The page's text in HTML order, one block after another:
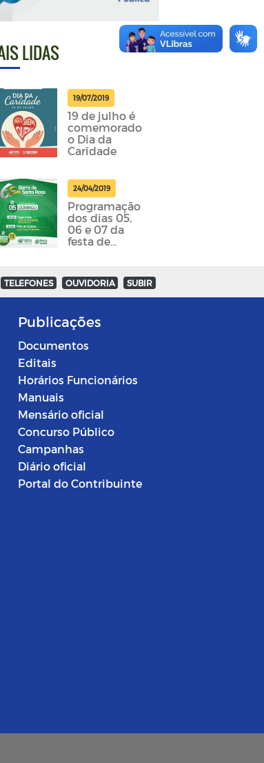
LIDAS
19/07/2019
19 de julho é
comemorado
o Dia da
Caridade
24/04/2019
Programação
dos dias 05,
06 e 07 da
festa de
foram
divulgadas
TELEFONES OUVIDORIA SUBIR
Publicações
Documentos
Editais
Horários Funcionários
Manuais
Mensário oficial
Concurso Público
Campanhas
Diário oficial
Portal do Contribuinte